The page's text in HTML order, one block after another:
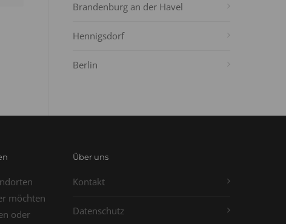
Brandenburg an der Havel
Hennigsdorf
Berlin
möchten
oder
Über uns
Kontakt
Datenschutz